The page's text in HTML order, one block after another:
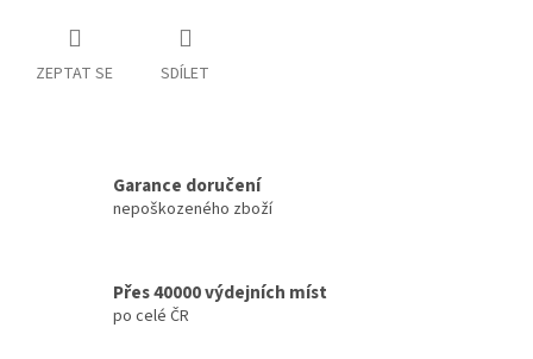
ZEPTAT SE SDÍLET
Garance doručení
nepoškozeného zboží
Přes 40000 výdejních míst
po celé ČR